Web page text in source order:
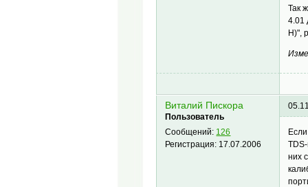
Так
4.01
Н)",
Виталий Пискора
Пользователь
Сообщений: 126
Регистрация: 17.07.2006
них